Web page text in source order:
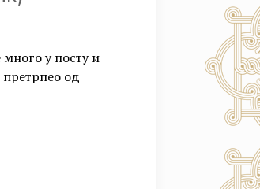
много у посту и
од